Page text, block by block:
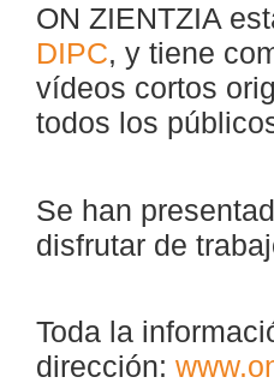
ON ZIENTZIA
DIPC, y tiene
vídeos cortos
todos los
Se han
disfrutar de
Toda la
dirección: